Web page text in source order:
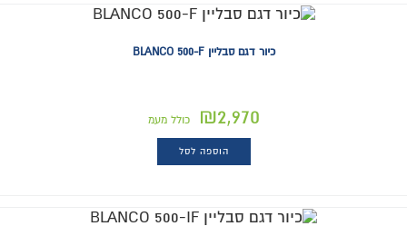
כיור דגם סבליין BLANCO 500-F
₪2,970 כולל מעמ
הוספה לסל